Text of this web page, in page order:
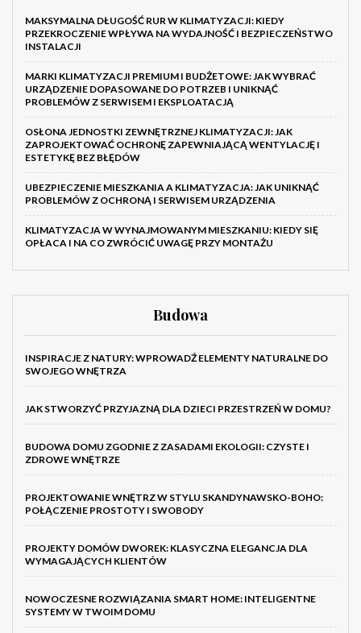
MAKSYMALNA DŁUGOŚĆ RUR W KLIMATYZACJI: KIEDY
PRZEKROCZENIE WPŁYWA NA WYDAJNOŚĆ I BEZPIECZEŃSTWO
INSTALACJI
MARKI KLIMATYZACJI PREMIUM I BUDŻETOWE: JAK WYBRAĆ
URZĄDZENIE DOPASOWANE DO POTRZEB I UNIKNĄĆ
PROBLEMÓW Z SERWISEM I EKSPLOATACJĄ
OSŁONA JEDNOSTKI ZEWNĘTRZNEJ KLIMATYZACJI: JAK
ZAPROJEKTOWAĆ OCHRONĘ ZAPEWNIAJĄCĄ WENTYLACJĘ I
ESTETYKĘ BEZ BŁĘDÓW
UBEZPIECZENIE MIESZKANIA A KLIMATYZACJA: JAK UNIKNĄĆ
PROBLEMÓW Z OCHRONĄ I SERWISEM URZĄDZENIA
KLIMATYZACJA W WYNAJMOWANYM MIESZKANIU: KIEDY SIĘ
OPŁACA I NA CO ZWRÓCIĆ UWAGĘ PRZY MONTAŻU
Budowa
INSPIRACJE Z NATURY: WPROWADŹ ELEMENTY NATURALNE DO
SWOJEGO WNĘTRZA
JAK STWORZYĆ PRZYJAZNĄ DLA DZIECI PRZESTRZEŃ W DOMU?
BUDOWA DOMU ZGODNIE Z ZASADAMI EKOLOGII: CZYSTE I
ZDROWE WNĘTRZE
PROJEKTOWANIE WNĘTRZ W STYLU SKANDYNAWSKO-BOHO:
POŁĄCZENIE PROSTOTY I SWOBODY
PROJEKTY DOMÓW DWOREK: KLASYCZNA ELEGANCJA DLA
WYMAGAJĄCYCH KLIENTÓW
NOWOCZESNE ROZWIĄZANIA SMART HOME: INTELIGENTNE
SYSTEMY W TWOIM DOMU